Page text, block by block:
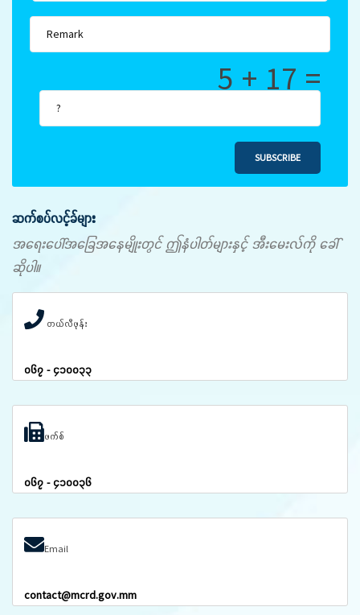
5 + 17 =
SUBSCRIBE
ဆက်စပ်လင့်ခ်များ
အရေးပေါ်အခြေအနေမျိုးတွင် ဤနံပါတ်များနှင့် အီးမေးလ်ကို ခေါ်
ဆိုပါ။
တယ်လီဖုန်း
၀၆၇ - ၄၁၀၀၃၃
ဖက်စ်
၀၆၇ - ၄၁၀၀၃၆
Email
contact@mcrd.gov.mm